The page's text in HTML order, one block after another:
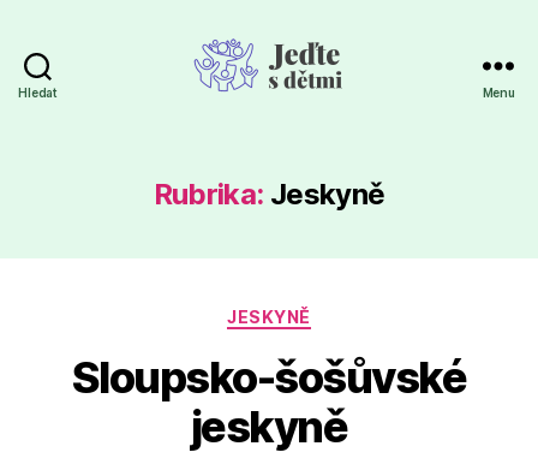
Hledat Menu
Rubrika: Jeskyně
Rubriky
JESKYNĚ
Sloupsko-šošůvské
jeskyně